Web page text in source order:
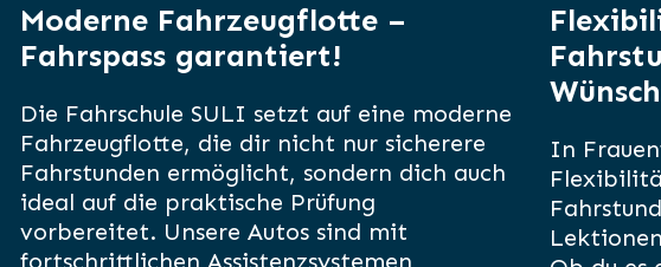
Moderne Fahrzeugflotte –
Fahrspass garantiert!
Die Fahrschule SULI setzt auf eine moderne
Fahrzeugflotte, die dir nicht nur sicherere
Fahrstunden ermöglicht, sondern dich auch
ideal auf die praktische Prüfung
vorbereitet. Unsere Autos sind mit
fortschrittlichen Assistenzsystemen
In